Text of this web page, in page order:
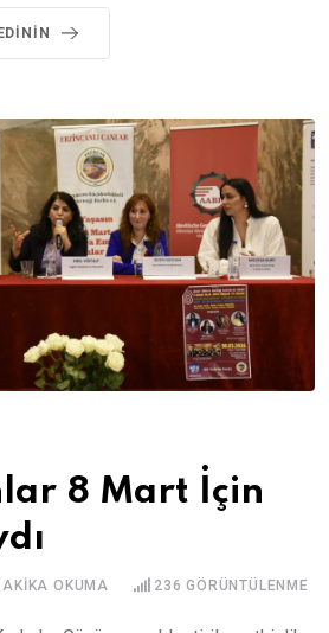
8 Mart İçin
OKUMA 236 GÖRÜNTÜLENME